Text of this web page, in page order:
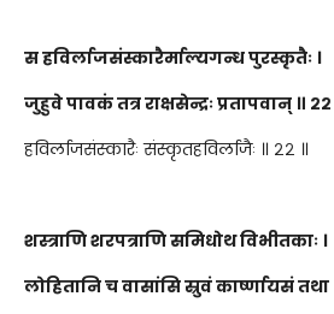
स हविर्लाजसंस्कारैर्माल्यगन्ध पुरस्कृतैः ।
जुहुवे पावकं तत्र राक्षसेन्द्रः प्रतापवान् ॥
हविर्लाजसंस्कारैः संस्कृतहविर्लाजैः ॥ २२ ॥
शस्त्राणि शरपत्राणि समिधोथ विभीतकाः ।
लोहितानि च वासांसि स्रुवं कार्ष्णायसं तथा